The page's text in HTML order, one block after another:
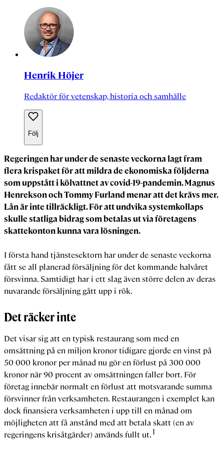
Henrik Höjer
Redaktör för vetenskap, historia och samhälle
Följ
Regeringen har under de senaste veckorna lagt fram
flera krispaket för att mildra de ekonomiska följderna
som uppstått i kölvattnet av covid-19-pandemin. Magnus
Henrekson och Tommy Furland menar att det krävs mer.
Lån är inte tillräckligt. För att undvika systemkollaps
skulle statliga bidrag som betalas ut via företagens
skattekonton kunna vara lösningen.
I första hand tjänstesektorn har under de senaste veckorna
fått se all planerad försäljning för det kommande halvåret
försvinna. Samtidigt har i ett slag även större delen av deras
nuvarande försäljning gått upp i rök.
Det räcker inte
Det visar sig att en typisk restaurang som med en
omsättning på en miljon kronor tidigare gjorde en vinst på
50 000 kronor per månad nu gör en förlust på 300 000
kronor när 90 procent av omsättningen faller bort. För
företag innebär normalt en förlust att motsvarande summa
försvinner från verksamheten. Restaurangen i exemplet kan
dock finansiera verksamheten i upp till en månad om
möjligheten att få anstånd med att betala skatt (en av
regeringens krisåtgärder) används fullt ut. 1